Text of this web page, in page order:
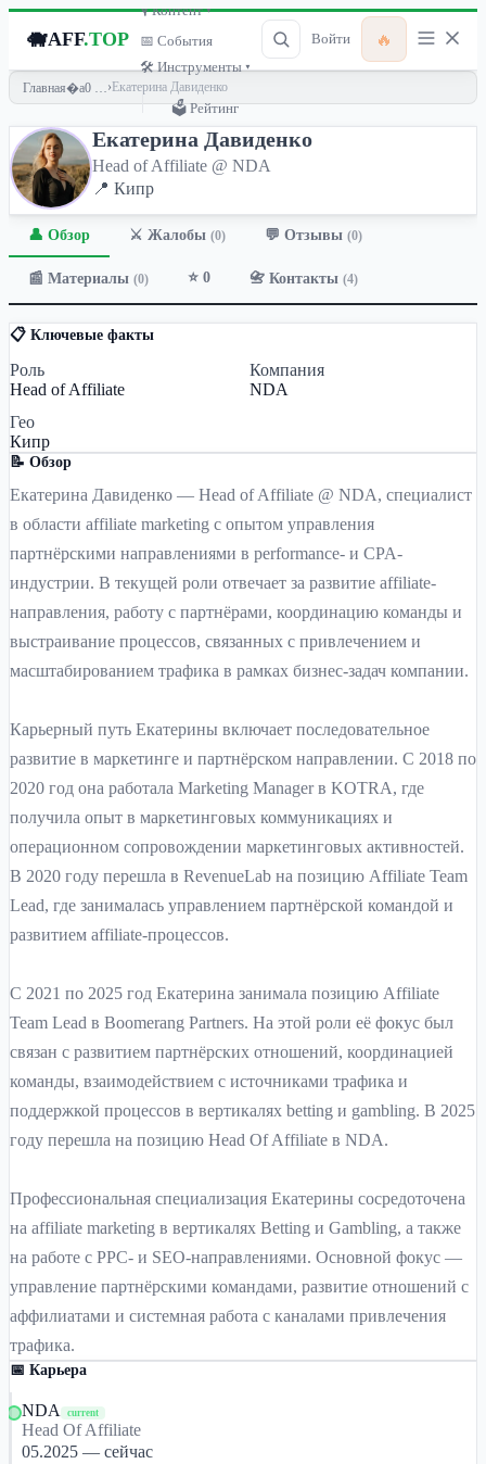
🐗AFF.TOP
🎙 Контент ▾
📅 События
🛠 Инструменты ▾
🗳 Рейтинг
Войти 🔥
Главная › Екатерина Давиденко
Екатерина Давиденко
Head of Affiliate @ NDA
📍 Кипр
👤 Обзор ⚔️ Жалобы (0) 💬 Отзывы (0)
📰 Материалы (0) ⭐ 0 📇 Контакты (4)
📋 Ключевые факты
Роль
Head of Affiliate
Компания
NDA
Гео
Кипр
📝 Обзор
Екатерина Давиденко — Head of Affiliate @ NDA, специалист
в области affiliate marketing с опытом управления
партнёрскими направлениями в performance- и CPA-
индустрии. В текущей роли отвечает за развитие affiliate-
направления, работу с партнёрами, координацию команды и
выстраивание процессов, связанных с привлечением и
масштабированием трафика в рамках бизнес-задач компании.
Карьерный путь Екатерины включает последовательное
развитие в маркетинге и партнёрском направлении. С 2018 по
2020 год она работала Marketing Manager в KOTRA, где
получила опыт в маркетинговых коммуникациях и
операционном сопровождении маркетинговых активностей.
В 2020 году перешла в RevenueLab на позицию Affiliate Team
Lead, где занималась управлением партнёрской командой и
развитием affiliate-процессов.
С 2021 по 2025 год Екатерина занимала позицию Affiliate
Team Lead в Boomerang Partners. На этой роли её фокус был
связан с развитием партнёрских отношений, координацией
команды, взаимодействием с источниками трафика и
поддержкой процессов в вертикалях betting и gambling. В 2025
году перешла на позицию Head Of Affiliate в NDA.
Профессиональная специализация Екатерины сосредоточена
на affiliate marketing в вертикалях Betting и Gambling, а также
на работе с PPC- и SEO-направлениями. Основной фокус —
управление партнёрскими командами, развитие отношений с
аффилиатами и системная работа с каналами привлечения
трафика.
📅 Карьера
NDA current
Head Of Affiliate
05.2025 — сейчас